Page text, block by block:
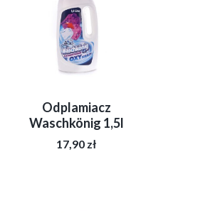
Odplamiacz
Waschkönig 1,5l
17,90 zł